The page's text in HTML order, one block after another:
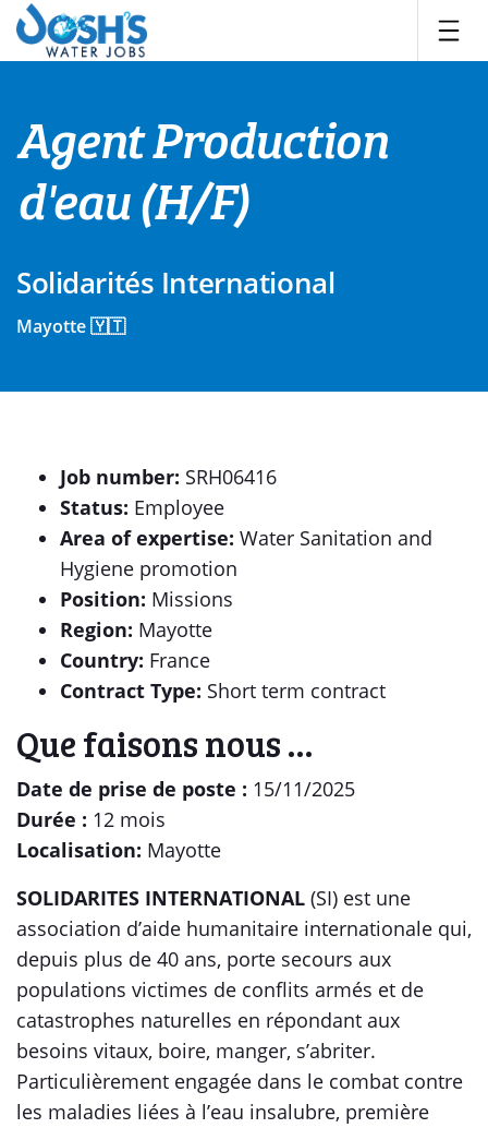
Skip
content
Agent Production
d'eau (H/F)
Solidarités International
Mayotte 🇾🇹
Job number: SRH06416
Status: Employee
Area of expertise: Water Sanitation and
Hygiene promotion
Position: Missions
Region: Mayotte
Country: France
Contract Type: Short term contract
Que faisons nous …
Date de prise de poste : 15/11/2025
Durée : 12 mois
Localisation: Mayotte
SOLIDARITES INTERNATIONAL (SI) est une
association d’aide humanitaire internationale qui,
depuis plus de 40 ans, porte secours aux
populations victimes de conflits armés et de
catastrophes naturelles en répondant aux
besoins vitaux, boire, manger, s’abriter.
Particulièrement engagée dans le combat contre
les maladies liées à l’eau insalubre, première